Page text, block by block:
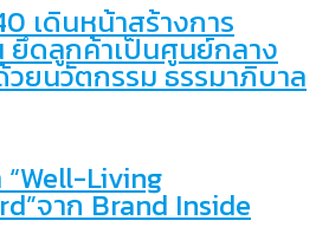
เดินหน้าสร้างการ
ยึดลูกค้าเป็นศูนย์กลาง
ยนวัตกรรม ธรรมาภิบาล
Living
จาก Brand Inside